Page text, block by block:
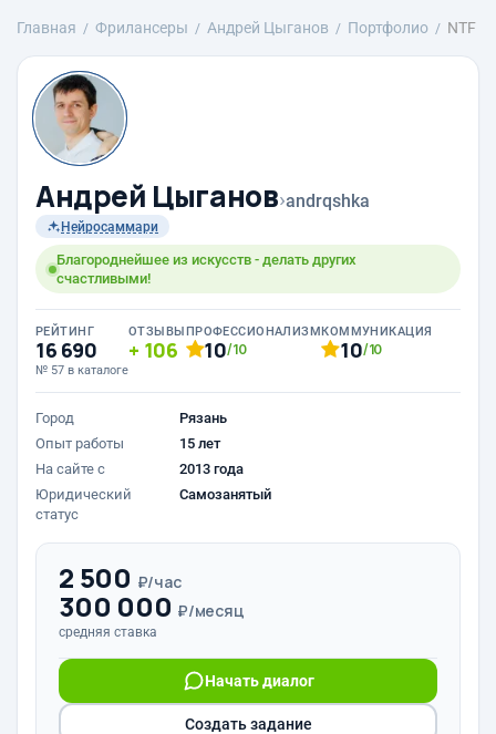
Главная Фрилансеры Андрей Цыганов Портфолио NTF
Андрей Цыганов›andrqshka
Нейросаммари
Благороднейшее из искусств - делать других
счастливыми!
РЕЙТИНГ
16 690
№ 57 в каталоге
ОТЗЫВЫ
106
ПРОФЕССИОНАЛИЗМ
10/10
КОММУНИКАЦИЯ
10/10
Город
Рязань
Опыт работы
15 лет
На сайте с
2013 года
Юридический
статус
Самозанятый
2 500 ₽/час
300 000 ₽/месяц
средняя ставка
Начать диалог
Создать задание